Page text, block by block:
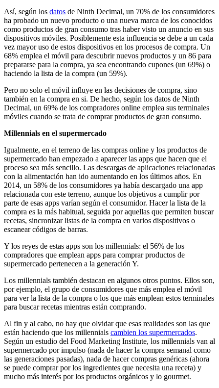
Así, según los datos de Ninth Decimal, un 70% de los consumidores
ha probado un nuevo producto o una nueva marca de los conocidos
como productos de gran consumo tras haber visto un anuncio en sus
dispositivos móviles. Posiblemente esta influencia se debe a un cada
vez mayor uso de estos dispositivos en los procesos de compra. Un
68% emplea el móvil para descubrir nuevos productos y un 86 para
prepararse para la compra, ya sea encontrando cupones (un 69%) o
haciendo la lista de la compra (un 59%).
Pero no solo el móvil influye en las decisiones de compra, sino
también en la compra en si. De hecho, según los datos de Ninth
Decimal, un 69% de los compradores online emplea sus terminales
móviles cuando se trata de comprar productos de gran consumo.
Millennials en el supermercado
Igualmente, en el terreno de las compras online y los productos de
supermercado han empezado a aparecer las apps que hacen que el
proceso sea más sencillo. Las descargas de aplicaciones relacionadas
con la alimentación han ido aumentando en los últimos años. En
2014, un 58% de los consumidores ya había descargado una app
relacionada con este terreno, aunque los objetivos a cumplir por
parte de esas apps varían según el consumidor. Hacer la lista de la
compra es la más habitual, seguida por aquellas que permiten buscar
recetas, sincronizar listas de la compra en varios dispositivos o
escanear códigos de barras.
Y los reyes de estas apps son los millennials: el 56% de los
compradores que emplean apps para comprar productos de
supermercado pertenecen a la generación Y.
Los millennials también destacan en algunos otros puntos. Ellos son,
por ejemplo, el grupo de consumidores que más emplea el móvil
para ver la lista de la compra o los que más emplean estos terminales
para buscar recetas mientras están comprando.
Al fin y al cabo, no hay que olvidar que esas realidades son las que
están haciendo que los millennials cambien los supermercados.
Según un estudio del Food Marketing Institute, los millennials van al
supermercado por impulso (nada de hacer la compra semanal como
las generaciones pasadas), nada de hacer compras genéricas (ahora
se puede comprar por los ingredientes que necesita una receta) y
mucho más interés por los productos orgánicos y lo gourmet.